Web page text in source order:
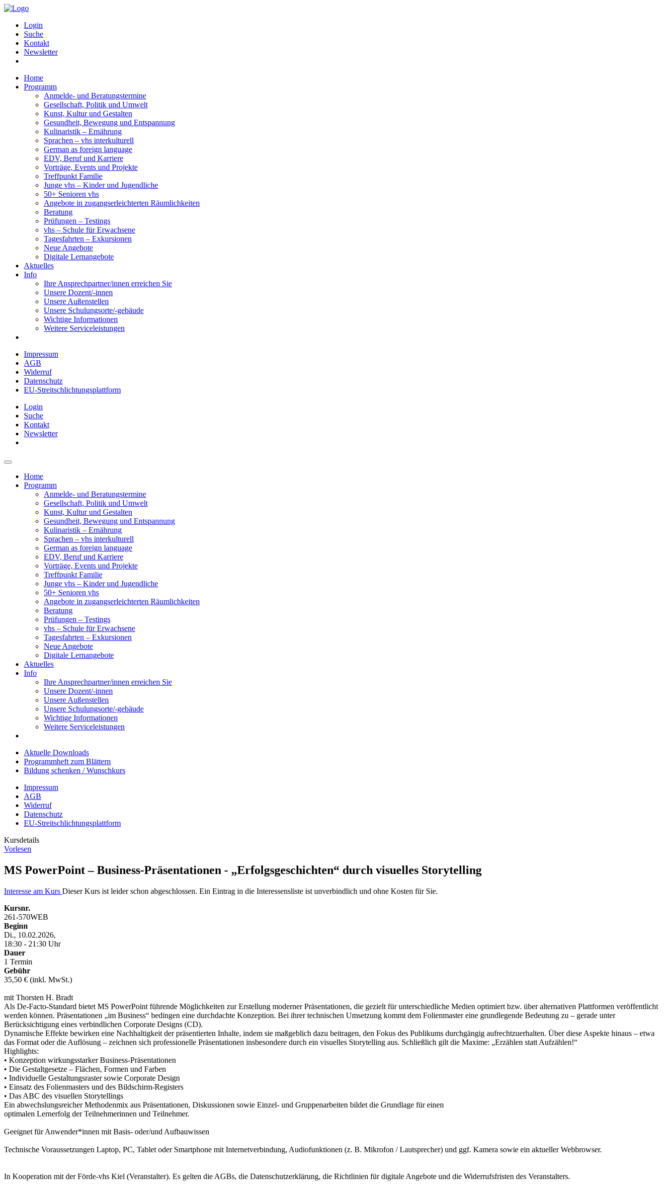
Login
Suche
Kontakt
Newsletter
Home
Programm
Anmelde- und Beratungstermine
Gesellschaft, Politik und Umwelt
Kunst, Kultur und Gestalten
Gesundheit, Bewegung und Entspannung
Kulinaristik – Ernährung
Sprachen – vhs interkulturell
German as foreign language
EDV, Beruf und Karriere
Vorträge, Events und Projekte
Treffpunkt Familie
Junge vhs – Kinder und Jugendliche
50+ Senioren vhs
Angebote in zugangserleichterten Räumlichkeiten
Beratung
Prüfungen – Testings
vhs – Schule für Erwachsene
Tagesfahrten – Exkursionen
Neue Angebote
Digitale Lernangebote
Aktuelles
Info
Ihre Ansprechpartner/innen erreichen Sie
Unsere Dozent/-innen
Unsere Außenstellen
Unsere Schulungsorte/-gebäude
Wichtige Informationen
Weitere Serviceleistungen
Impressum
AGB
Widerruf
Datenschutz
EU-Streitschlichtungsplattform
Login
Suche
Kontakt
Newsletter
Home
Programm
Anmelde- und Beratungstermine
Gesellschaft, Politik und Umwelt
Kunst, Kultur und Gestalten
Gesundheit, Bewegung und Entspannung
Kulinaristik – Ernährung
Sprachen – vhs interkulturell
German as foreign language
EDV, Beruf und Karriere
Vorträge, Events und Projekte
Treffpunkt Familie
Junge vhs – Kinder und Jugendliche
50+ Senioren vhs
Angebote in zugangserleichterten Räumlichkeiten
Beratung
Prüfungen – Testings
vhs – Schule für Erwachsene
Tagesfahrten – Exkursionen
Neue Angebote
Digitale Lernangebote
Aktuelles
Info
Ihre Ansprechpartner/innen erreichen Sie
Unsere Dozent/-innen
Unsere Außenstellen
Unsere Schulungsorte/-gebäude
Wichtige Informationen
Weitere Serviceleistungen
Aktuelle Downloads
Programmheft zum Blättern
Bildung schenken / Wunschkurs
Impressum
AGB
Widerruf
Datenschutz
EU-Streitschlichtungsplattform
Kursdetails
Vorlesen
MS PowerPoint – Business-Präsentationen - „Erfolgsgeschichten“ durch visuelles Storytelling
Interesse am Kurs Dieser Kurs ist leider schon abgeschlossen. Ein Eintrag in die Interessensliste ist unverbindlich und ohne Kosten für Sie.
Kursnr.
261-570WEB
Beginn
Di., 10.02.2026,
18:30 - 21:30 Uhr
Dauer
1 Termin
Gebühr
35,50 € (inkl. MwSt.)
mit Thorsten H. Bradt
Als De-Facto-Standard bietet MS PowerPoint führende Möglichkeiten zur Erstellung moderner Präsentationen, die gezielt für unterschiedliche Medien optimiert bzw. über alternativen Plattformen veröffentlicht
werden können. Präsentationen „im Business“ bedingen eine durchdachte Konzeption. Bei ihrer technischen Umsetzung kommt dem Folienmaster eine grundlegende Bedeutung zu – gerade unter
Berücksichtigung eines verbindlichen Corporate Designs (CD).
Dynamische Effekte bewirken eine Nachhaltigkeit der präsentierten Inhalte, indem sie maßgeblich dazu beitragen, den Fokus des Publikums durchgängig aufrechtzuerhalten. Über diese Aspekte hinaus – etwa
das Format oder die Auflösung – zeichnen sich professionelle Präsentationen insbesondere durch ein visuelles Storytelling aus. Schließlich gilt die Maxime: „Erzählen statt Aufzählen!“
Highlights:
• Konzeption wirkungsstarker Business-Präsentationen
• Die Gestaltgesetze – Flächen, Formen und Farben
• Individuelle Gestaltungsraster sowie Corporate Design
• Einsatz des Folienmasters und des Bildschirm-Registers
• Das ABC des visuellen Storytellings
Ein abwechslungsreicher Methodenmix aus Präsentationen, Diskussionen sowie Einzel- und Gruppenarbeiten bildet die Grundlage für einen
optimalen Lernerfolg der Teilnehmerinnen und Teilnehmer.
Geeignet für Anwender*innen mit Basis- oder/und Aufbauwissen
Technische Voraussetzungen Laptop, PC, Tablet oder Smartphone mit Internetverbindung, Audiofunktionen (z. B. Mikrofon / Lautsprecher) und ggf. Kamera sowie ein aktueller Webbrowser.
In Kooperation mit der Förde-vhs Kiel (Veranstalter). Es gelten die AGBs, die Datenschutzerklärung, die Richtlinien für digitale Angebote und die Widerrufsfristen des Veranstalters.